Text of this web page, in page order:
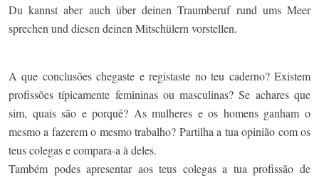
Du kannst aber auch über deinen Traumberuf rund ums Meer
sprechen und diesen deinen Mitschülern vorstellen.
A que conclusões chegaste e registaste no teu caderno? Existem
profissões típicamente femininas ou masculinas? Se achares que
sim, quais são e porquê? As mulheres e os homens ganham o
mesmo a fazerem o mesmo trabalho? Partilha a tua opinião com os
teus colegas e compara-a à deles.
Também podes apresentar aos teus colegas a tua profissão de